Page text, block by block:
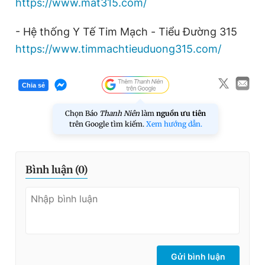
https://www.mat315.com/
- Hệ thống Y Tế Tim Mạch - Tiểu Đường 315
https://www.timmachtieuduong315.com/
Chia sẻ
Chọn Báo Thanh Niên làm nguồn ưu tiên
trên Google tìm kiếm. Xem hướng dẫn.
Bình luận (0)
Gửi bình luận